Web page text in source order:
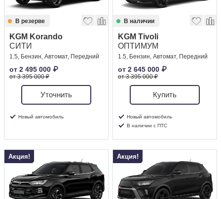
В резерве
KGM Korando
СИТИ
1.5, Бензин, Автомат, Передний
от 2 495 000 ₽
от 3 395 000 ₽
Уточнить
Новый автомобиль
В наличии
KGM Tivoli
ОПТИМУМ
1.5, Бензин, Автомат, Передний
от 2 645 000 ₽
от 3 395 000 ₽
Купить
Новый автомобиль
В наличии с ПТС
Акция! Акция!